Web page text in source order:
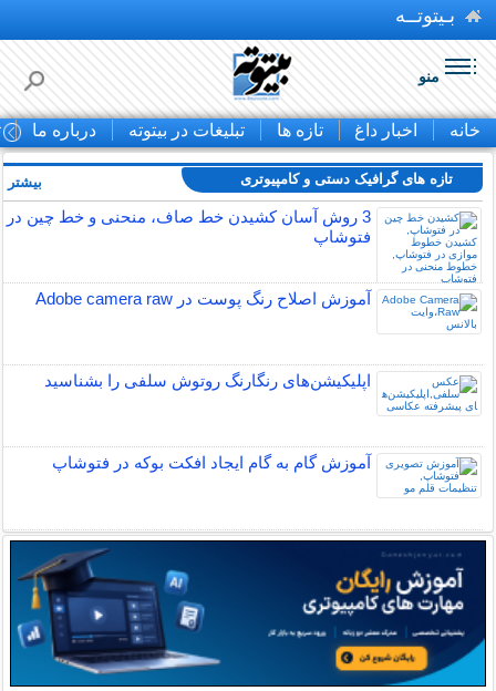
بـیتوتــه
منو
خانه اخبار داغ تازه ها تبلیغات در بیتوته درباره ما
تازه های گرافیک دستی و کامپیوتری
3 روش آسان کشیدن خط صاف، منحنی و خط چین در
فتوشاپ
آموزش اصلاح رنگ پوست در Adobe camera raw
اپلیکیشن‌های رنگارنگ روتوش سلفی را بشناسید
آموزش گام به گام ایجاد افکت بوکه در فتوشاپ
بیشتر